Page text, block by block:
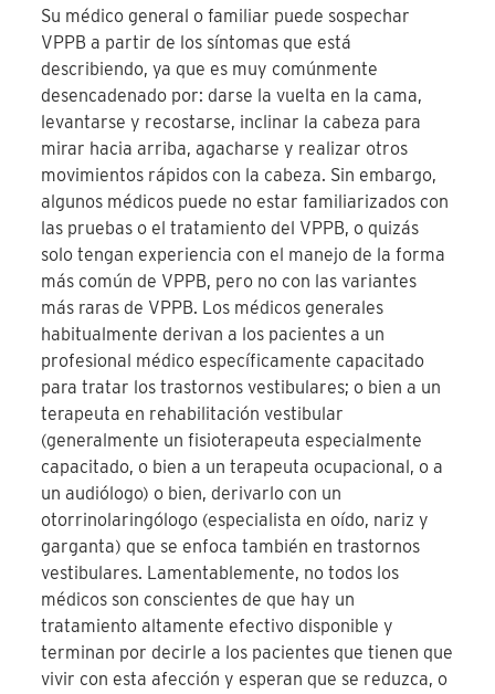
Su médico general o familiar puede sospechar
VPPB a partir de los síntomas que está
describiendo, ya que es muy comúnmente
desencadenado por: darse la vuelta en la cama,
levantarse y recostarse, inclinar la cabeza para
mirar hacia arriba, agacharse y realizar otros
movimientos rápidos con la cabeza. Sin embargo,
algunos médicos puede no estar familiarizados con
las pruebas o el tratamiento del VPPB, o quizás
solo tengan experiencia con el manejo de la forma
más común de VPPB, pero no con las variantes
más raras de VPPB. Los médicos generales
habitualmente derivan a los pacientes a un
profesional médico específicamente capacitado
para tratar los trastornos vestibulares; o bien a un
terapeuta en rehabilitación vestibular
(generalmente un fisioterapeuta especialmente
capacitado, o bien a un terapeuta ocupacional, o a
un audiólogo) o bien, derivarlo con un
otorrinolaringólogo (especialista en oído, nariz y
garganta) que se enfoca también en trastornos
vestibulares. Lamentablemente, no todos los
médicos son conscientes de que hay un
tratamiento altamente efectivo disponible y
terminan por decirle a los pacientes que tienen que
vivir con esta afección y esperan que se reduzca, o